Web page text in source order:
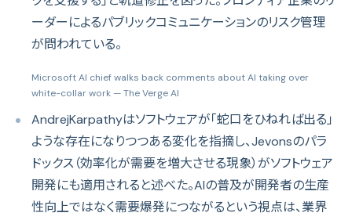
ーダーによるパブリックコミュニケーションのリスク管理
が問われている。
Microsoft AI chief walks back comments about AI taking over
white-collar work — The Verge AI
AndrejKarpathyはソフトウェアが「蛇口をひねれば出る」
ような存在になりつつある変化を指摘し、Jevonsのパラ
ドックス（効率化が需要を増大させる現象）がソフトウェア
開発にも適用されると述べた。AIの普及が開発者の生産
性向上ではなく需要爆発につながるという視点は、業界